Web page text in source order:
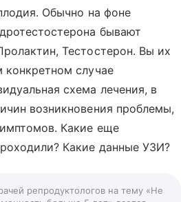
Обычно на фоне
бывают
Тестостерон. Вы их
случае
схема лечения, в
возникновения проблемы,
Какие еще
Какие данные УЗИ?
репродуктологов на тему «Не